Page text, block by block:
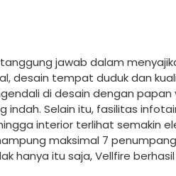
jawab dalam
desain tempat duduk dan
di desain dengan papan
indah. Selain itu, fasilitas
interior terlihat semakin
maksimal 7
hanya itu saja, Vellfire